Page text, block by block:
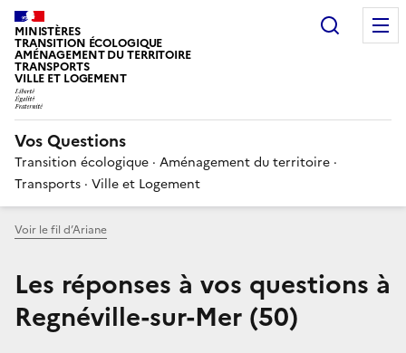
MINISTÈRES
TRANSITION ÉCOLOGIQUE
AMÉNAGEMENT DU TERRITOIRE
TRANSPORTS
VILLE ET LOGEMENT
Vos Questions
Transition écologique · Aménagement du territoire ·
Transports · Ville et Logement
Voir le fil d’Ariane
Les réponses à vos questions à
Regnéville-sur-Mer (50)